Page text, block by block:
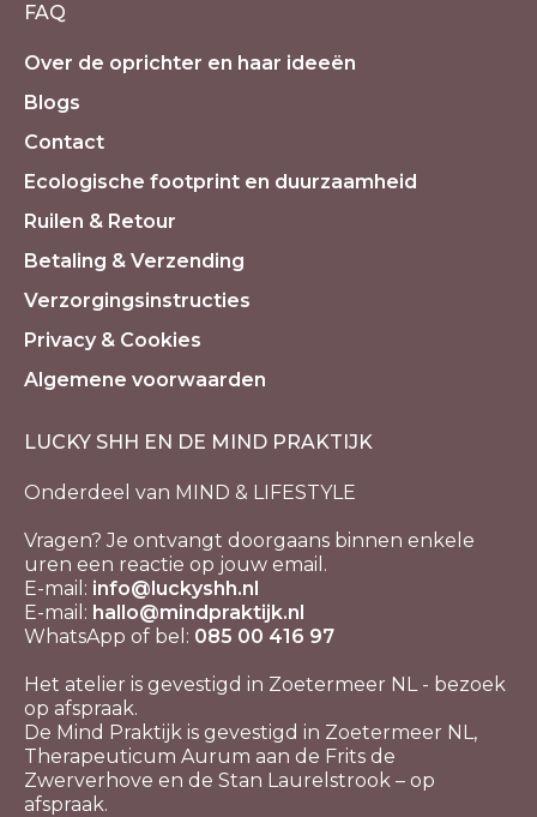
FAQ
Over de oprichter en haar ideeën
Blogs
Contact
Ecologische footprint en duurzaamheid
Ruilen & Retour
Betaling & Verzending
Verzorgingsinstructies
Privacy & Cookies
Algemene voorwaarden
LUCKY SHH EN DE MIND PRAKTIJK
Onderdeel van MIND & LIFESTYLE
Vragen? Je ontvangt doorgaans binnen enkele
uren een reactie op jouw email.
E-mail: info@luckyshh.nl
E-mail: hallo@mindpraktijk.nl
WhatsApp of bel: 085 00 416 97
Het atelier is gevestigd in Zoetermeer NL - bezoek
op afspraak.
De Mind Praktijk is gevestigd in Zoetermeer NL,
Therapeuticum Aurum aan de Frits de
Zwerverhove en de Stan Laurelstrook – op
afspraak.